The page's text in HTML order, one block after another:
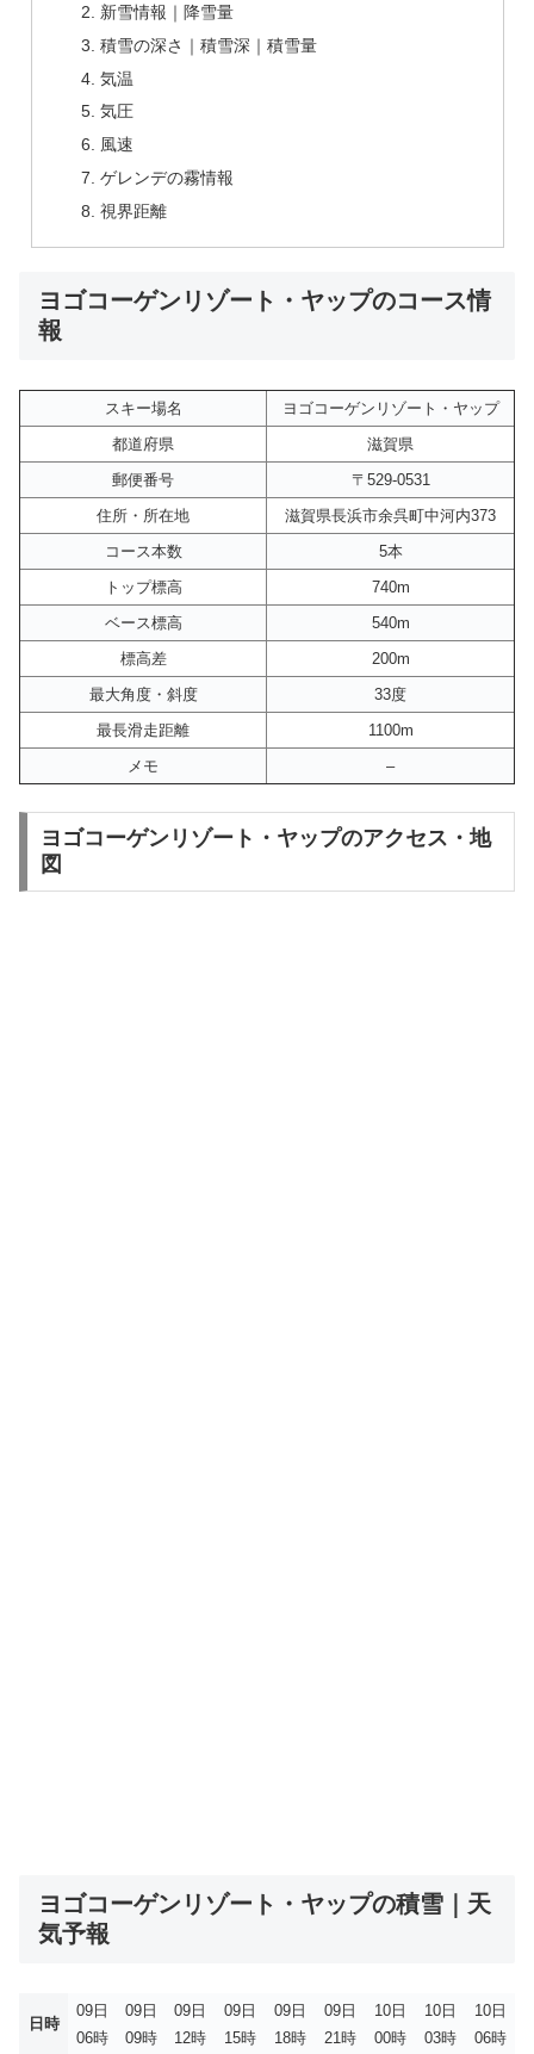
新雪情報｜降雪量
積雪の深さ｜積雪深｜積雪量
気温
気圧
風速
ゲレンデの霧情報
視界距離
ヨゴコーゲンリゾート・ヤップのコース情
報
スキー場名
ヨゴコーゲンリゾート・ヤップ
都道府県
滋賀県
郵便番号
〒529-0531
住所・所在地
滋賀県長浜市余呉町中河内373
コース本数
5本
トップ標高
740m
ベース標高
540m
標高差
200m
最大角度・斜度
33度
最長滑走距離
1100m
メモ
–
ヨゴコーゲンリゾート・ヤップのアクセス・地
図
ヨゴコーゲンリゾート・ヤップの積雪｜天
気予報
日時
09日
06時
09日
09時
09日
12時
09日
15時
09日
18時
09日
21時
10日
00時
10日
03時
10日
06時